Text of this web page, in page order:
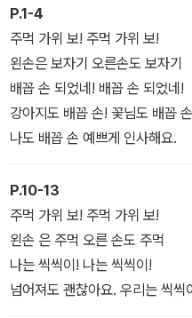
뿐만 아니라, 한창 자라나는 아
동을 따라하며 손가락을 움직이
에 도움을 주며, 재미있는 노래
과 생활습관은 아이들의 사회성
에 QR코드가 있어 동작이 서툰
리는 부모님도 언제든 영상을 보
P.1-4
주먹 가위 보! 주먹 가위 보!
왼손은 보자기 오른손도 보자기
배꼽 손 되었네! 배꼽 손 되었네!
강아지도 배꼽 손! 꽃님도 배꼽
나도 배꼽 손 예쁘게 인사해요.
P.10-13
주먹 가위 보! 주먹 가위 보!
왼손 은 주먹 오른 손도 주먹
나는 씩씩이! 나는 씩씩이!
넘어져도 괜찮아요. 우리는 씩씩